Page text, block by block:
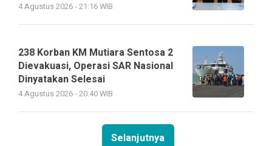
4 Agustus 2026 - 21:16 WIB
238 Korban KM Mutiara Sentosa 2
Dievakuasi, Operasi SAR Nasional
Dinyatakan Selesai
4 Agustus 2026 - 20:40 WIB
Selanjutnya